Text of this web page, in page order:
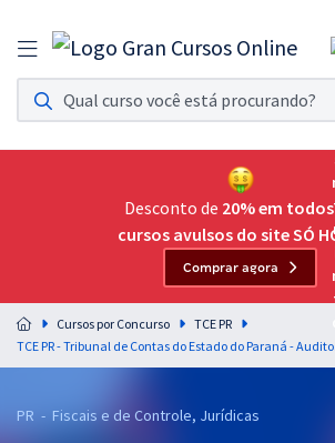
Assinatura Ilimitada 11
Acesso a todos os cursos. Teste grátis por 7 dias!
Assinatura OAB Até Passar
Acesso ilimitado a toda preparação para o Exame da
Residências Multiprofissionais
Preparação completa e intensiva para as principais
residências em saúde do Brasil
Desconto de 20% em
cursos avulsos do site SÓ
Comprar agora
Cursos por Concurso
TCE PR
PR - Fiscais e de Controle, Jurídicas